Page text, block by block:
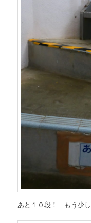
あと１０段！ もう少し